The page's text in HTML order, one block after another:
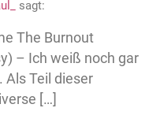
sagt:
The Burnout
– Ich weiß noch gar
Als Teil dieser
[…]